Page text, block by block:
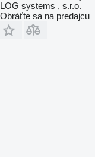
LOG systems , s.r.o.
Obráťte sa na predajcu